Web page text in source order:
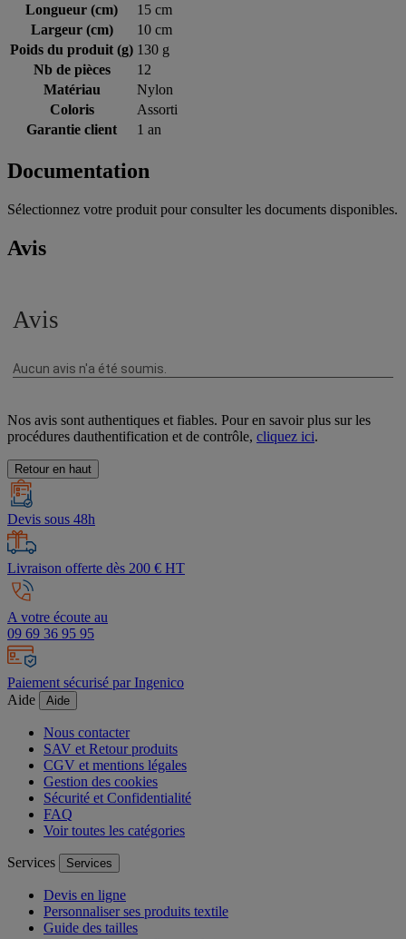
Longueur (cm)
15 cm
Largeur (cm)
10 cm
Poids du produit (g) 130 g
Nb de pièces
12
Matériau
Nylon
Coloris
Assorti
Garantie client
1 an
Documentation
Sélectionnez votre produit pour consulter les documents disponibles.
Avis
Nos avis sont authentiques et fiables. Pour en savoir plus sur les
procédures dauthentification et de contrôle, cliquez ici.
Retour en haut
Devis sous 48h
Livraison offerte dès 200 € HT
A votre écoute au
09 69 36 95 95
Paiement sécurisé par Ingenico
Aide
Aide
Nous contacter
SAV et Retour produits
CGV et mentions légales
Gestion des cookies
Sécurité et Confidentialité
FAQ
Voir toutes les catégories
Services Services
Devis en ligne
Personnaliser ses produits textile
Guide des tailles